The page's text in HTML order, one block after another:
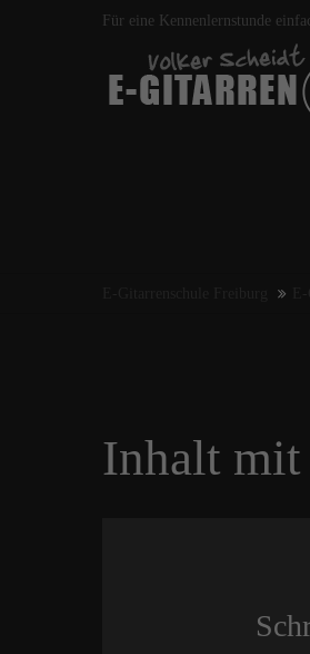
Für eine Kennenlernstunde
Inhalt